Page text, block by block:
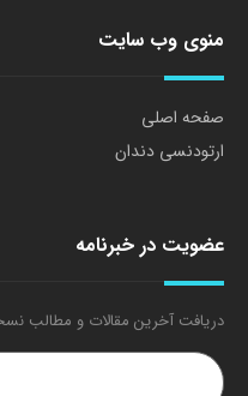
منوی وب سایت
صفحه اصلی
ارتودنسی دندان
عضویت در خبرنامه
دریافت آخرین مقالات و مطالب